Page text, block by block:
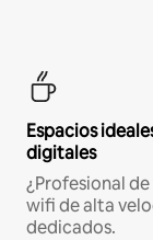
Espacios
digitales
¿Profesional
wifi de alta
dedicados.